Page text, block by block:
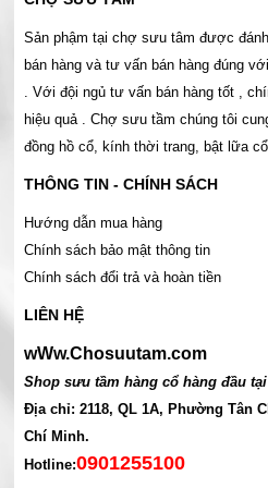
Sản phậm tại chợ sưu tâm được
bán hàng và tư vấn bán hàng đúng
. Với đội ngủ tư vấn bán hàng tốt ,
hiệu quả . Chợ sưu tầm chúng tôi
đồng hồ cổ, kính thời trang, bật lữa
THÔNG TIN - CHÍNH SÁCH
Hướng dẫn mua hàng
Chính sách bảo mật thông tin
Chính sách đổi trả và hoàn tiền
LIÊN HỆ
wWw.Chosuutam.com
Shop sưu tầm hàng cổ hàng đầu
Địa chỉ: 2118, QL 1A, Phường Tân
Chí Minh.
Hotline:0901255100